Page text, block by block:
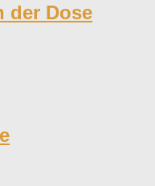
der Dose